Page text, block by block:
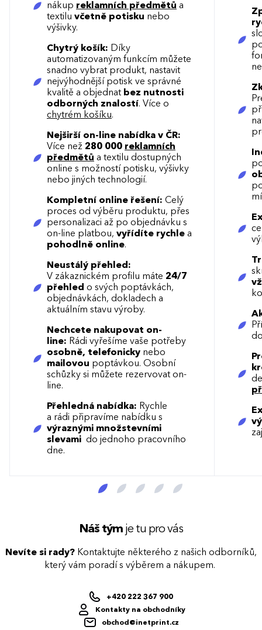
nákup reklamních předmětů a
textilu včetně potisku nebo
výšivky.
Chytrý košík: Díky
automatizovaným funkcím můžete
snadno vybrat produkt, nastavit
nejvýhodnější potisk ve správné
kvalitě a objednat bez nutnosti
odborných znalostí. Více o
chytrém košíku.
Nejširší on-line nabídka v ČR:
Více než 280 000 reklamních
předmětů a textilu dostupných
online s možností potisku, výšivky
nebo jiných technologií.
Kompletní online řešení: Celý
proces od výběru produktu, přes
personalizaci až po objednávku s
on-line platbou, vyřídíte rychle a
pohodlně online.
Neustálý přehled:
V zákaznickém profilu máte 24/7
přehled o svých poptávkách,
objednávkách, dokladech a
aktuálním stavu výroby.
Nechcete nakupovat on-
line: Rádi vyřešíme vaše potřeby
osobně, telefonicky nebo
mailovou poptávkou. Osobní
schůzky si můžete rezervovat on-
line.
Přehledná nabídka: Rychle
a rádi připravíme nabídku s
výraznými množstevními
slevami do jednoho pracovního
dne.
Náš týmje tu pro vás
Nevíte si rady? Kontaktujte některého z našich odborníků,
který vám poradí s výběrem a nákupem.
+420 222 367 900
Kontakty na obchodníky
obchod@inetprint.cz